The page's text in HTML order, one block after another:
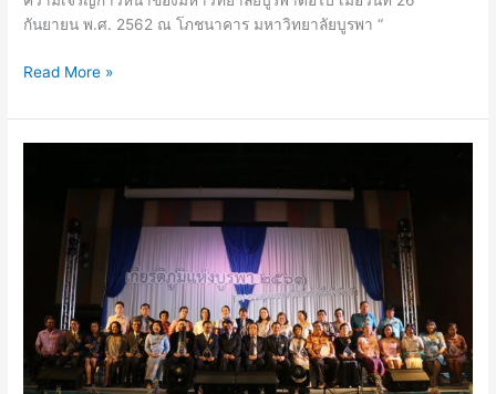
กันยายน พ.ศ. 2562 ณ โภชนาคาร มหาวิทยาลัยบูรพา “
Read More »